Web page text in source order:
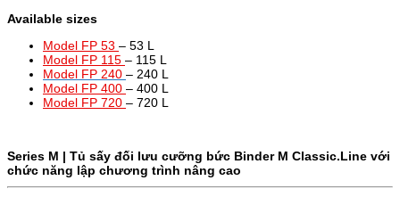
Available sizes
Model FP 53 – 53 L
Model FP 115 – 115 L
Model FP 240 – 240 L
Model FP 400 – 400 L
Model FP 720 – 720 L
Series M | Tủ sấy đối lưu cưỡng bức Binder M Classic.Line với
chức năng lập chương trình nâng cao